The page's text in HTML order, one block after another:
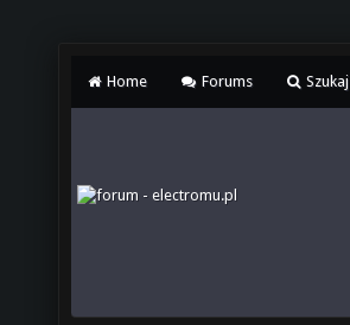
Home Forums Szukaj